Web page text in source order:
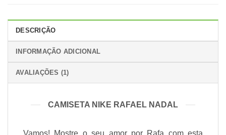
DESCRIÇÃO
INFORMAÇÃO ADICIONAL
AVALIAÇÕES (1)
CAMISETA NIKE RAFAEL NADAL